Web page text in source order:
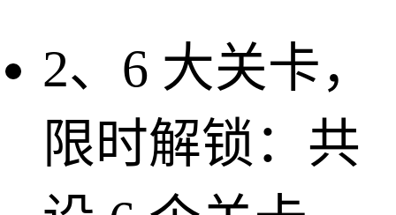
2、6 大关卡，
限时解锁：共